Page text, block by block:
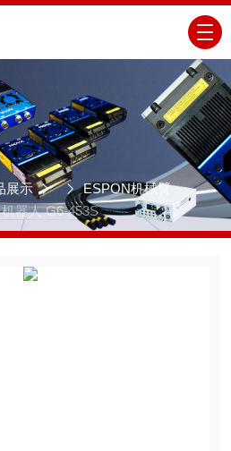
展示
ESPON机械臂
器人 G6-453S